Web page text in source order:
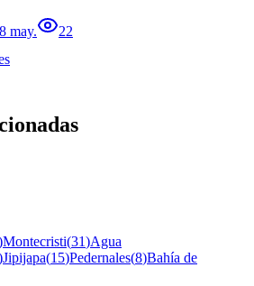
8 may. 22
Montecristi(31)Agua
Jipijapa(15)Pedernales(8)Bahía de